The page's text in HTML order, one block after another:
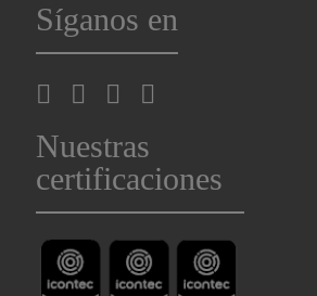
Síganos en
Nuestras
certificaciones